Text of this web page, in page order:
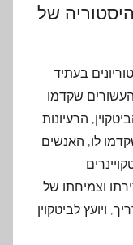
19 הפרה-היסטוריה של
בעתיד
שקדמו
הרעיונות
לו, האנשים
וצמיחתו של
ויועץ לביטקוין